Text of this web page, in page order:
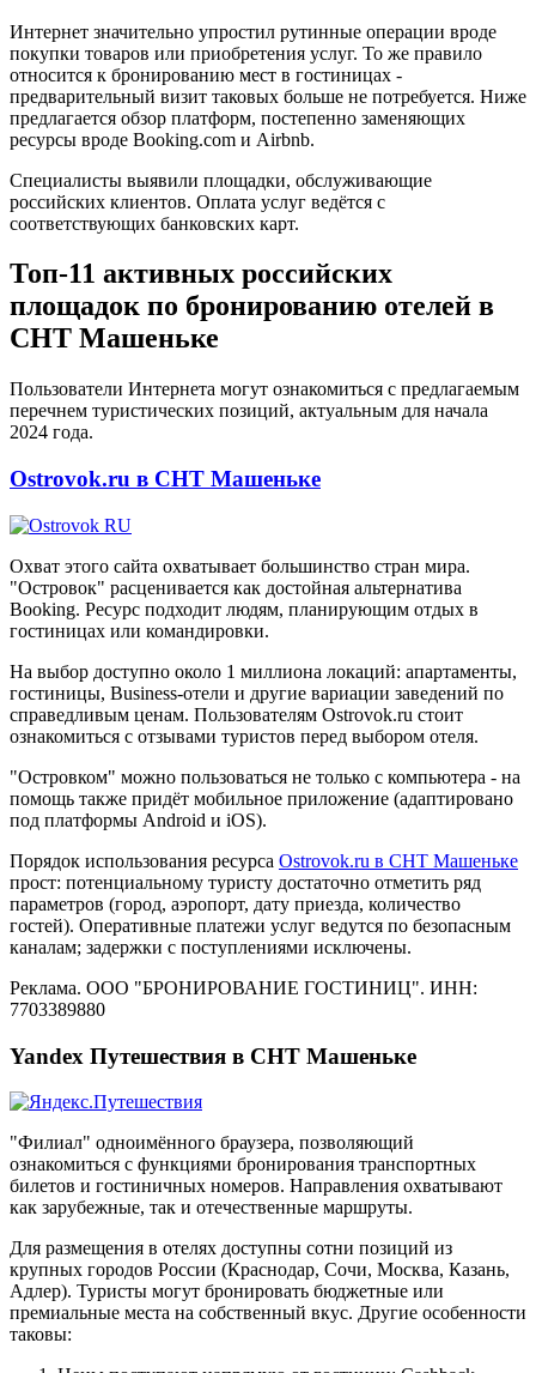
Интернет значительно упростил рутинные операции вроде
покупки товаров или приобретения услуг. То же правило
относится к бронированию мест в гостиницах -
предварительный визит таковых больше не потребуется. Ниже
предлагается обзор платформ, постепенно заменяющих
ресурсы вроде Booking.com и Airbnb.
Специалисты выявили площадки, обслуживающие
российских клиентов. Оплата услуг ведётся с
соответствующих банковских карт.
Топ-11 активных российских
площадок по бронированию отелей в
СНТ Машеньке
Пользователи Интернета могут ознакомиться с предлагаемым
перечнем туристических позиций, актуальным для начала
2024 года.
Ostrovok.ru в СНТ Машеньке
Охват этого сайта охватывает большинство стран мира.
"Островок" расценивается как достойная альтернатива
Booking. Ресурс подходит людям, планирующим отдых в
гостиницах или командировки.
На выбор доступно около 1 миллиона локаций: апартаменты,
гостиницы, Business-отели и другие вариации заведений по
справедливым ценам. Пользователям Ostrovok.ru стоит
ознакомиться с отзывами туристов перед выбором отеля.
"Островком" можно пользоваться не только с компьютера - на
помощь также придёт мобильное приложение (адаптировано
под платформы Android и iOS).
Порядок использования ресурса Ostrovok.ru в СНТ Машеньке
прост: потенциальному туристу достаточно отметить ряд
параметров (город, аэропорт, дату приезда, количество
гостей). Оперативные платежи услуг ведутся по безопасным
каналам; задержки с поступлениями исключены.
Реклама. ООО "БРОНИРОВАНИЕ ГОСТИНИЦ". ИНН:
7703389880
Yandex Путешествия в СНТ Машеньке
"Филиал" одноимённого браузера, позволяющий
ознакомиться с функциями бронирования транспортных
билетов и гостиничных номеров. Направления охватывают
как зарубежные, так и отечественные маршруты.
Для размещения в отелях доступны сотни позиций из
крупных городов России (Краснодар, Сочи, Москва, Казань,
Адлер). Туристы могут бронировать бюджетные или
премиальные места на собственный вкус. Другие особенности
таковы: